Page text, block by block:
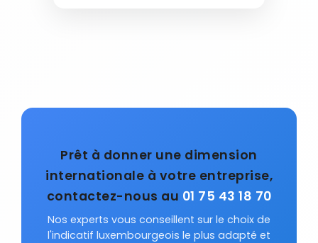
Prêt à donner une dimension
internationale à votre entreprise,
contactez-nous au 01 75 43 18 70
Nos experts vous conseillent sur le choix de
l'indicatif luxembourgeois le plus adapté et